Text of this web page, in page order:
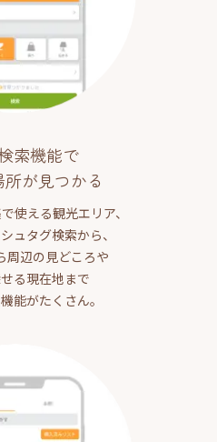
索機能で
が見つかる
使える観光エリア、
ュタグ検索から、
周辺の見どころや
る現在地まで
能がたくさん。